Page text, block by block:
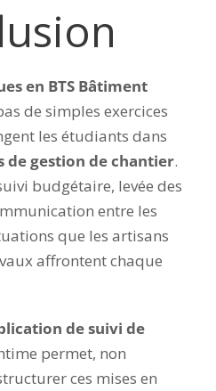
en BTS Bâtiment
de simples exercices
les étudiants dans
de gestion de chantier.
budgétaire, levée des
entre les
que les artisans
affrontent chaque
de suivi de
permet, non
ces mises en